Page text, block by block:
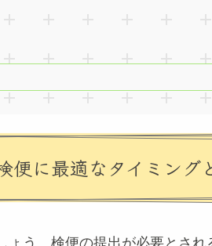
便に最適なタイミング